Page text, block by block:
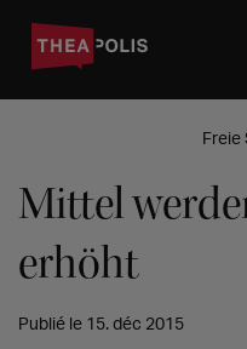
Freie
Mittel
erhöht
Publié le 15. déc 2015